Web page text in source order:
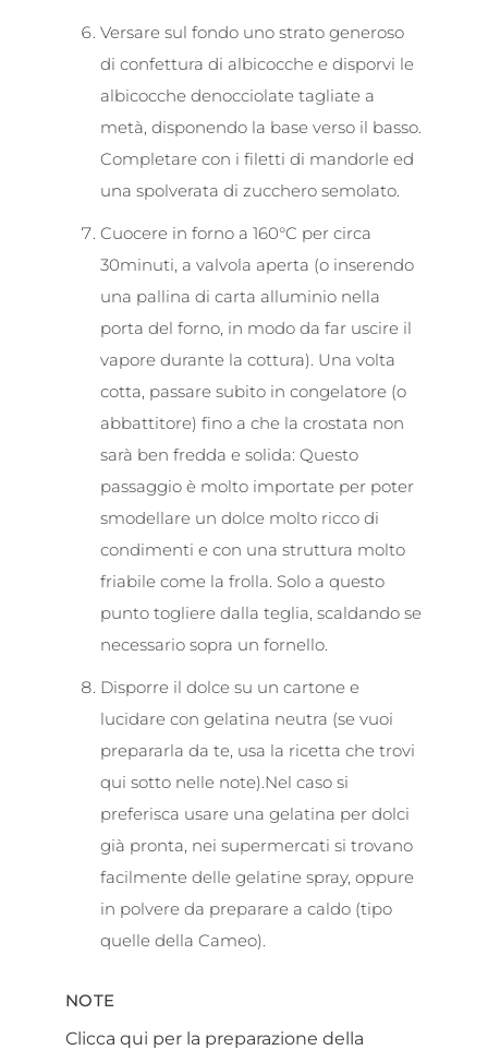
Versare sul fondo uno strato generoso
di confettura di albicocche e disporvi le
albicocche denocciolate tagliate a
metà, disponendo la base verso il basso.
Completare con i filetti di mandorle ed
una spolverata di zucchero semolato.
Cuocere in forno a 160°C per circa
30minuti, a valvola aperta (o inserendo
una pallina di carta alluminio nella
porta del forno, in modo da far uscire il
vapore durante la cottura). Una volta
cotta, passare subito in congelatore (o
abbattitore) fino a che la crostata non
sarà ben fredda e solida: Questo
passaggio è molto importate per poter
smodellare un dolce molto ricco di
condimenti e con una struttura molto
friabile come la frolla. Solo a questo
punto togliere dalla teglia, scaldando se
necessario sopra un fornello.
Disporre il dolce su un cartone e
lucidare con gelatina neutra (se vuoi
prepararla da te, usa la ricetta che trovi
qui sotto nelle note).Nel caso si
preferisca usare una gelatina per dolci
già pronta, nei supermercati si trovano
facilmente delle gelatine spray, oppure
in polvere da preparare a caldo (tipo
quelle della Cameo).
NOTE
Clicca qui per la preparazione della